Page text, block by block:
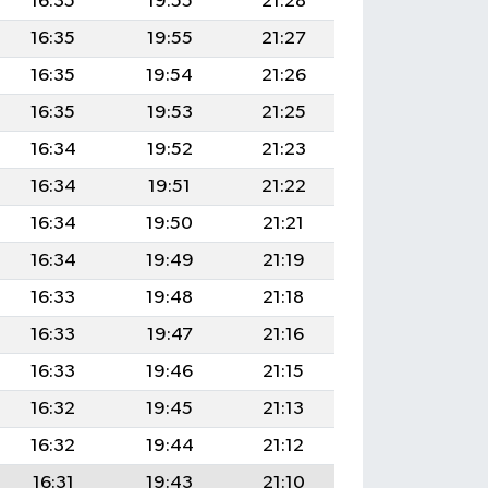
16:35
19:55
21:27
16:35
19:54
21:26
16:35
19:53
21:25
16:34
19:52
21:23
16:34
19:51
21:22
16:34
19:50
21:21
16:34
19:49
21:19
16:33
19:48
21:18
16:33
19:47
21:16
16:33
19:46
21:15
16:32
19:45
21:13
16:32
19:44
21:12
16:31
19:43 21:10